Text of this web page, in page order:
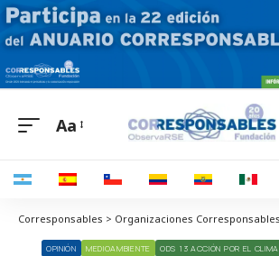
Aa
OPINIÓN MEDIOAMBIENTE ODS 13 ACCIÓN POR EL CLIMA